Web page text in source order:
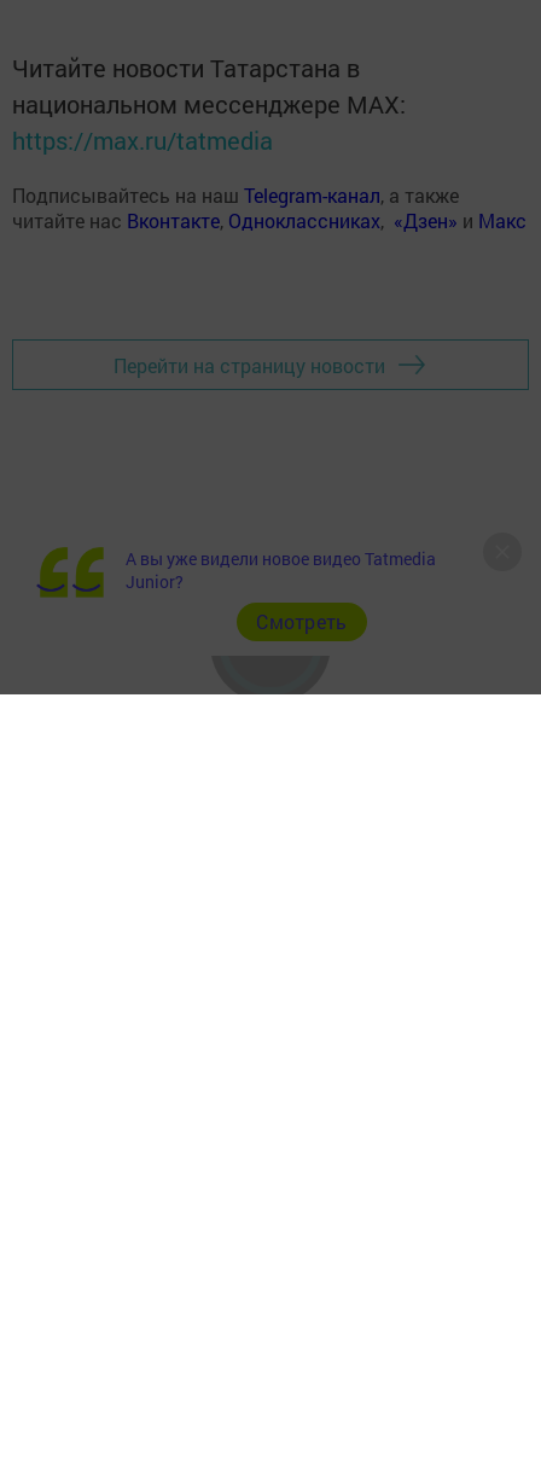
Читайте новости Татарстана в
национальном мессенджере MАХ:
https://max.ru/tatmedia
Подписывайтесь на наш Telegram-канал, а также
читайте нас Вконтакте, Одноклассниках, «Дзен» и Макс
Перейти на страницу новости
А вы уже видели новое видео Tatmedia
Junior?
Cмотреть